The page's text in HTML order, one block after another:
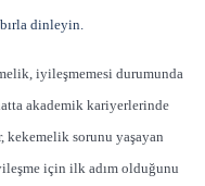
dinleyin.
iyileşmemesi durumunda
akademik kariyerlerinde
kekemelik sorunu yaşayan
için ilk adım olduğunu